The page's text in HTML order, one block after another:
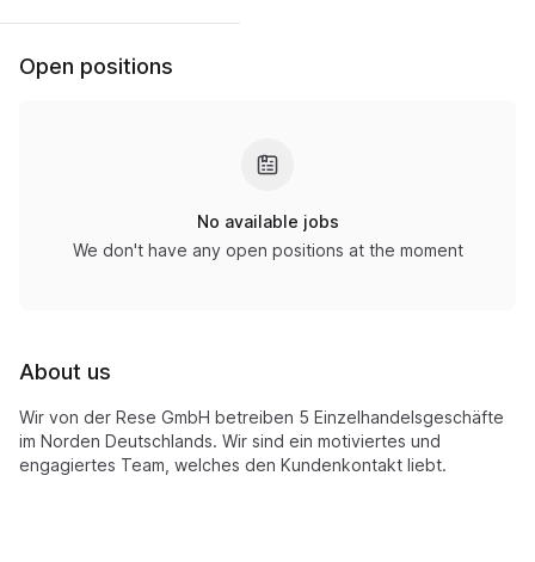
Open positions
No available jobs
We don't have any open positions at the moment
About us
Wir von der Rese GmbH betreiben 5 Einzelhandelsgeschäfte
im Norden Deutschlands. Wir sind ein motiviertes und
engagiertes Team, welches den Kundenkontakt liebt.